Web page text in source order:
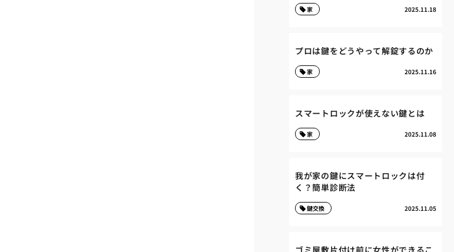
2025.11.18
家
プロは鍵をどうやって解錠するのか
2025.11.16
家
スマートロックが使えない鍵とは
2025.11.08
家
我が家の鍵にスマートロックは付
く？簡単診断法
2025.11.05
鍵交換
ゴミ屋敷片付け前に女性ができるこ